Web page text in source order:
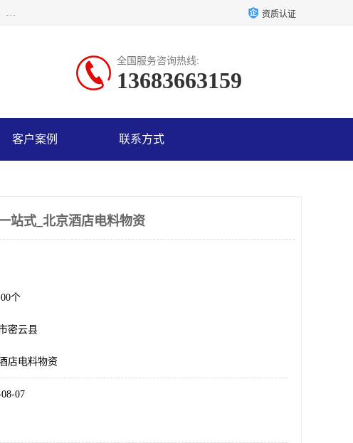
北京汇翔通泰建材有限公司，专业配送水暖器材、照明灯具、五金交电等维修物资，涉及国内外知名品牌飞利浦，欧普，世达，博士，九牧，公牛等物资。能充分满足物业、学校、酒店、工厂、部队等多领域的采购需求，提供一站式配送服务。 资质认证
全国服务咨询热线:
13683663159
客户案例 联系方式
站式_北京酒店电料物资
个
密云县
店电料物资
07